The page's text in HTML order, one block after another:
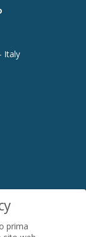
Italy
prima